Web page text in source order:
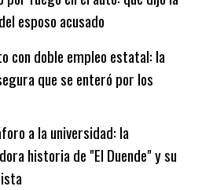
esposo acusado
con doble empleo estatal: la
que se enteró por los
a la universidad: la
historia de "El Duende" y su